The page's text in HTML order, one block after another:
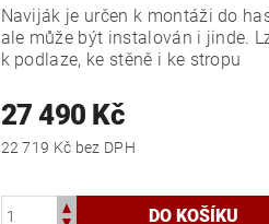
Naviják je určen k montáži do
ale může být instalován i jinde.
k podlaze, ke stěně i ke stropu
27 490 Kč
22 719 Kč bez DPH